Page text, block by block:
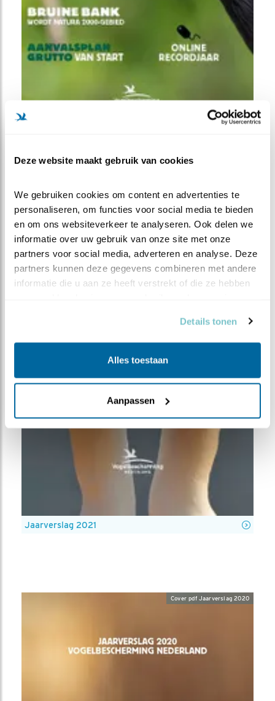
Deze website maakt gebruik van cookies
We gebruiken cookies om content en advertenties te
personaliseren, om functies voor social media te bieden
en om ons websiteverkeer te analyseren. Ook delen we
informatie over uw gebruik van onze site met onze
partners voor social media, adverteren en analyse. Deze
partners kunnen deze gegevens combineren met andere
informatie die u aan ze heeft verstrekt of die ze hebben
Details tonen
Alles toestaan
Aanpassen
Jaarverslag 2021
Cover pdf Jaarverslag 2020